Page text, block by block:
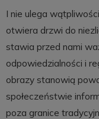
I nie ulega
otwiera drzwi do
stawia przed nami
odpowiedzialności i
obrazy stanowią
społeczeństwie
poza granice